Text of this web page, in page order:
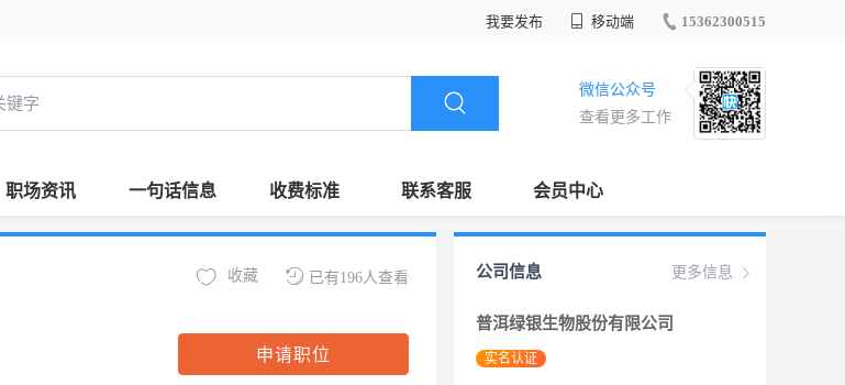
我要发布 移动端 15362300515
微信公众号
查看更多工作
职场资讯 一句话信息 收费标准 联系客服 会员中心
已有196人查看
收藏
申请职位
更多信息
公司信息
普洱绿银生物股份有限公司
实名认证